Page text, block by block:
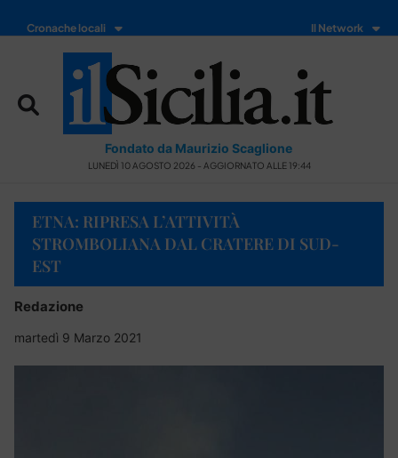
Cronache locali Il Network
Fondato da Maurizio Scaglione
LUNEDÌ 10 AGOSTO 2026 - AGGIORNATO ALLE 19:44
ETNA: RIPRESA L’ATTIVITÀ
STROMBOLIANA DAL CRATERE DI SUD-
EST
Redazione
martedì 9 Marzo 2021